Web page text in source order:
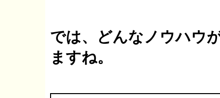
では、どんなノウハウ
ますね。